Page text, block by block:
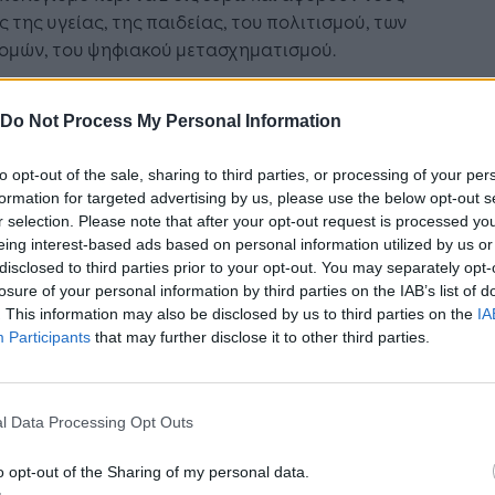
Do Not Process My Personal Information
opt-out of the sale, sharing to third parties, or processing of your
for targeted advertising by us, please use the below opt-out
selection. Please note that after your opt-out request is processed
interest-based ads based on personal information utilized by us
to third parties prior to your opt-out. You may separately
of your personal information by third parties on the IAB’s list of
This information may also be disclosed by us to third parties on the
Participants that may further disclose it to other third parties.
Data Processing Opt Outs
opt-out of the Sharing of my personal data.
της υγείας, της παιδείας, του πολιτισμού, των
του ψηφιακού μετασχηματισμού.
τα 13 δις ευρώ, στο επίκεντρο του οποίου
Γιώργος Καραγιάννης, Γενικός Γραμματέας
ο οποίος αναφέρθηκε στα έργα που είναι
Έμφαση μεταξύ άλλων δόθηκε στη
Θεσσαλονίκης - Τοξότες, στη σύνδεση του
με την ΠΑΘΕ, στη δημιουργία 17
μονάδων στη Θεσσαλονίκη, στην
θωράκιση ανατολικά και δυτικά της
τάξεως ευκαιρία, ίσως την τελευταία, για το
το Ταμείο Ανάκαμψης, ο Κωνσταντίνος